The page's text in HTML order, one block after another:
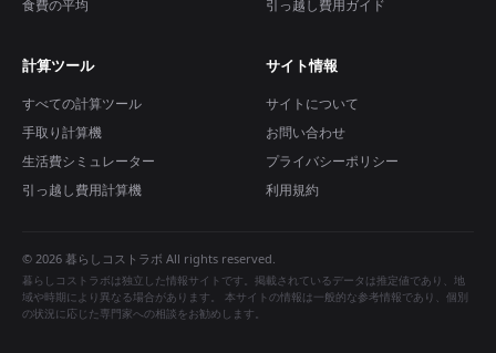
食費の平均
引っ越し費用ガイド
計算ツール
すべての計算ツール
手取り計算機
生活費シミュレーター
引っ越し費用計算機
サイト情報
サイトについて
お問い合わせ
プライバシーポリシー
利用規約
© 2026 暮らしコストラボ All rights reserved.
暮らしコストラボは独立した情報サイトです。掲載されているデータは推定値であり、地
域や時期により異なる場合があります。 本サイトの情報は一般的な参考情報であり、個別
の状況に応じた専門家への相談をお勧めします。